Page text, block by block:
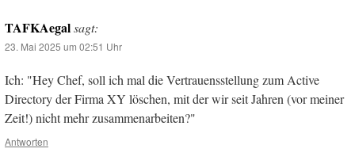
TAFKAegalsagt:
23. Mai 2025 um 02:51 Uhr
Ich: "Hey Chef, soll ich mal die Vertrauensstellung zum Active
Directory der Firma XY löschen, mit der wir seit Jahren (vor meiner
Zeit!) nicht mehr zusammenarbeiten?"
Antworten